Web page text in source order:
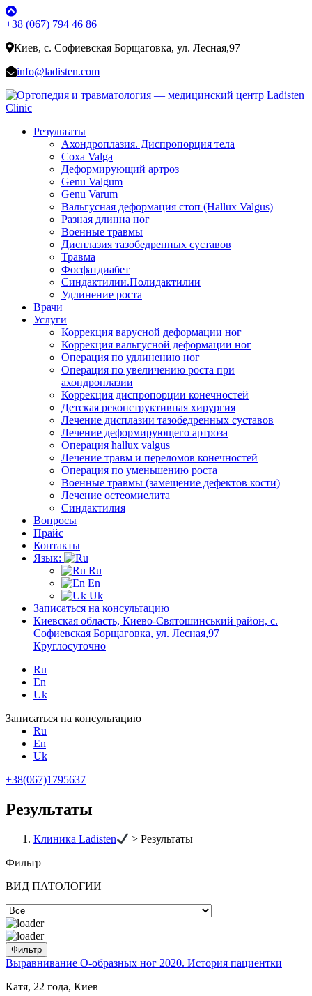
+38 (067) 794 46 86
Киев, с. Софиевская Борщаговка, ул. Лесная,97
info@ladisten.com
Результаты
Ахондроплазия. Диспропорция тела
Coxa Valga
Деформирующий артроз
Genu Valgum
Genu Varum
Вальгусная деформация стоп (Hallux Valgus)
Разная длинна ног
Военные травмы
Дисплазия тазобедренных суставов
Травма
Фосфатдиабет
Синдактилии.Полидактилии
Удлинение роста
Врачи
Услуги
Коррекция варусной деформации ног
Коррекция вальгусной деформации ног
Операция по удлинению ног
Операция по увеличению роста при
ахондроплазии
Коррекция диспропорции конечностей
Детская реконструктивная хирургия
Лечение дисплазии тазобедренных суставов
Лечение деформирующего артроза
Операция hallux valgus
Лечение травм и переломов конечностей
Операция по уменьшению роста
Военные травмы (замещение дефектов кости)
Лечение остеомиелита
Синдактилия
Вопросы
Прайс
Контакты
Язык:
Ru
En
Uk
Записаться на консультацию
Киевская область, Киево-Святошинський район, с.
Софиевская Борщаговка, ул. Лесная,97
Круглосуточно
Ru
En
Uk
Записаться на консультацию
Ru
En
Uk
+38(067)1795637
Результаты
Клиника Ladisten >Результаты
Фильтр
ВИД ПАТОЛОГИИ
Выравнивание О-образных ног 2020. История пациентки
Катя, 22 года, Киев